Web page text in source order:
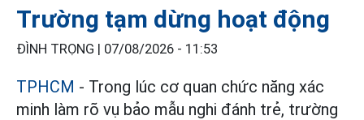
Trường tạm dừng hoạt động
ĐÌNH TRỌNG | 07/08/2026 - 11:53
TPHCM - Trong lúc cơ quan chức năng xác
minh làm rõ vụ bảo mẫu nghi đánh trẻ, trường